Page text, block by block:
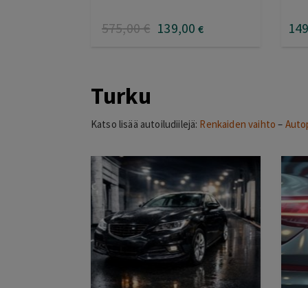
575,00€ 139,00 € 149
Turku
Katso lisää autoiludiilejä: Renkaiden vaihto –